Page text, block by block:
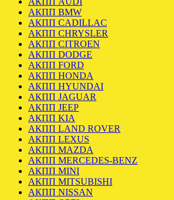
АКПП BMW
АКПП CADILLAC
АКПП CHRYSLER
АКПП CITROEN
АКПП DODGE
АКПП FORD
АКПП HONDA
АКПП HYUNDAI
АКПП JAGUAR
АКПП JEEP
АКПП KIA
АКПП LAND ROVER
АКПП LEXUS
АКПП MAZDA
АКПП MERCEDES-BENZ
АКПП MINI
АКПП MITSUBISHI
АКПП NISSAN